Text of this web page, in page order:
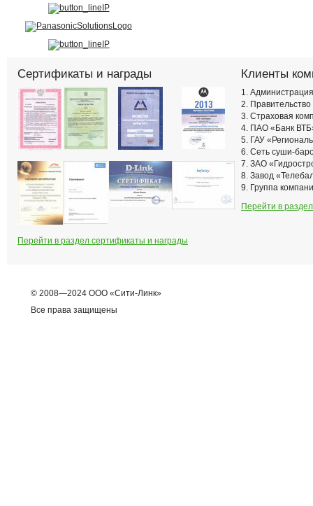
Сертификаты и награды
Перейти в раздел сертификаты и награды
Клиенты
1.
2.
3. Страховая
4. ПАО «Банк
5. ГАУ
6. Сеть суши-
7. ЗАО
8. Завод
9. Группа
Перейти в
© 2008—2024 ООО «Сити-Линк»
Все права защищены